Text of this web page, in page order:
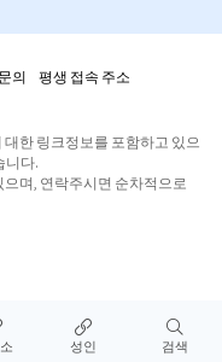
의
평생 접속 주소
한 링크정보를 포함하고 있으
니다.
며, 연락주시면 순차적으로
성인 검색